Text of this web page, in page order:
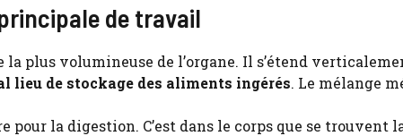
de travail
la plus volumineuse de l’organe. Il s’étend
lieu de stockage des aliments ingérés. Le mélange
la digestion. C’est dans le corps que se trouvent